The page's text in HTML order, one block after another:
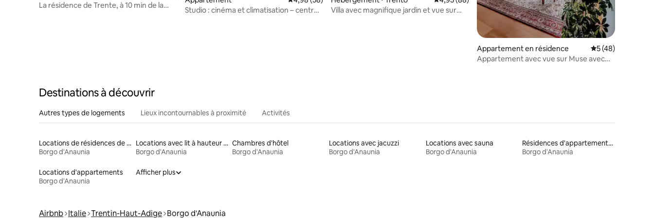
La résidence de Trente, à 10 min de la
Studio : cinéma et climatisation – centre
Villa avec magnifique jardin et vue sur
Appartement en résidence Évaluation
5 (48)
Appartement avec vue sur Muse avec
Destinations à découvrir
Autres types de logements Lieux incontournables à proximité Activités
Locations de résidences de tourisme
Borgo d'Anaunia
Locations avec lit à hauteur adaptée
Borgo d'Anaunia
Chambres d'hôtel
Borgo d'Anaunia
Locations avec jacuzzi
Borgo d'Anaunia
Locations avec sauna
Borgo d'Anaunia
Résidences d'appartements en location
Borgo d'Anaunia
Locations d'appartements
Borgo d'Anaunia
Afficher plus
Airbnb Italie Trentin-Haut-Adige Borgo d'Anaunia